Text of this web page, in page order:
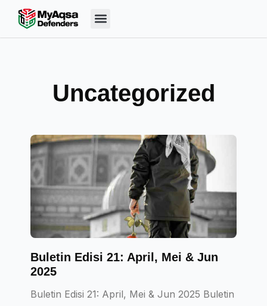
Skip
content
Menu
Uncategorized
Buletin Edisi 21: April, Mei & Jun
2025
Buletin Edisi 21: April, Mei & Jun 2025 Buletin